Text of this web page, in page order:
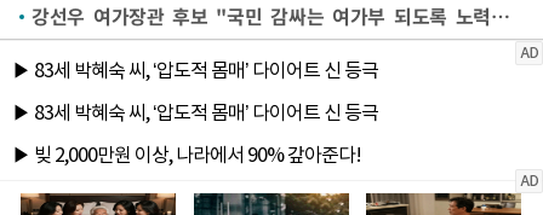
강선우 여가장관 후보 "국민 감싸는 여가부 되도록 노력할 것"